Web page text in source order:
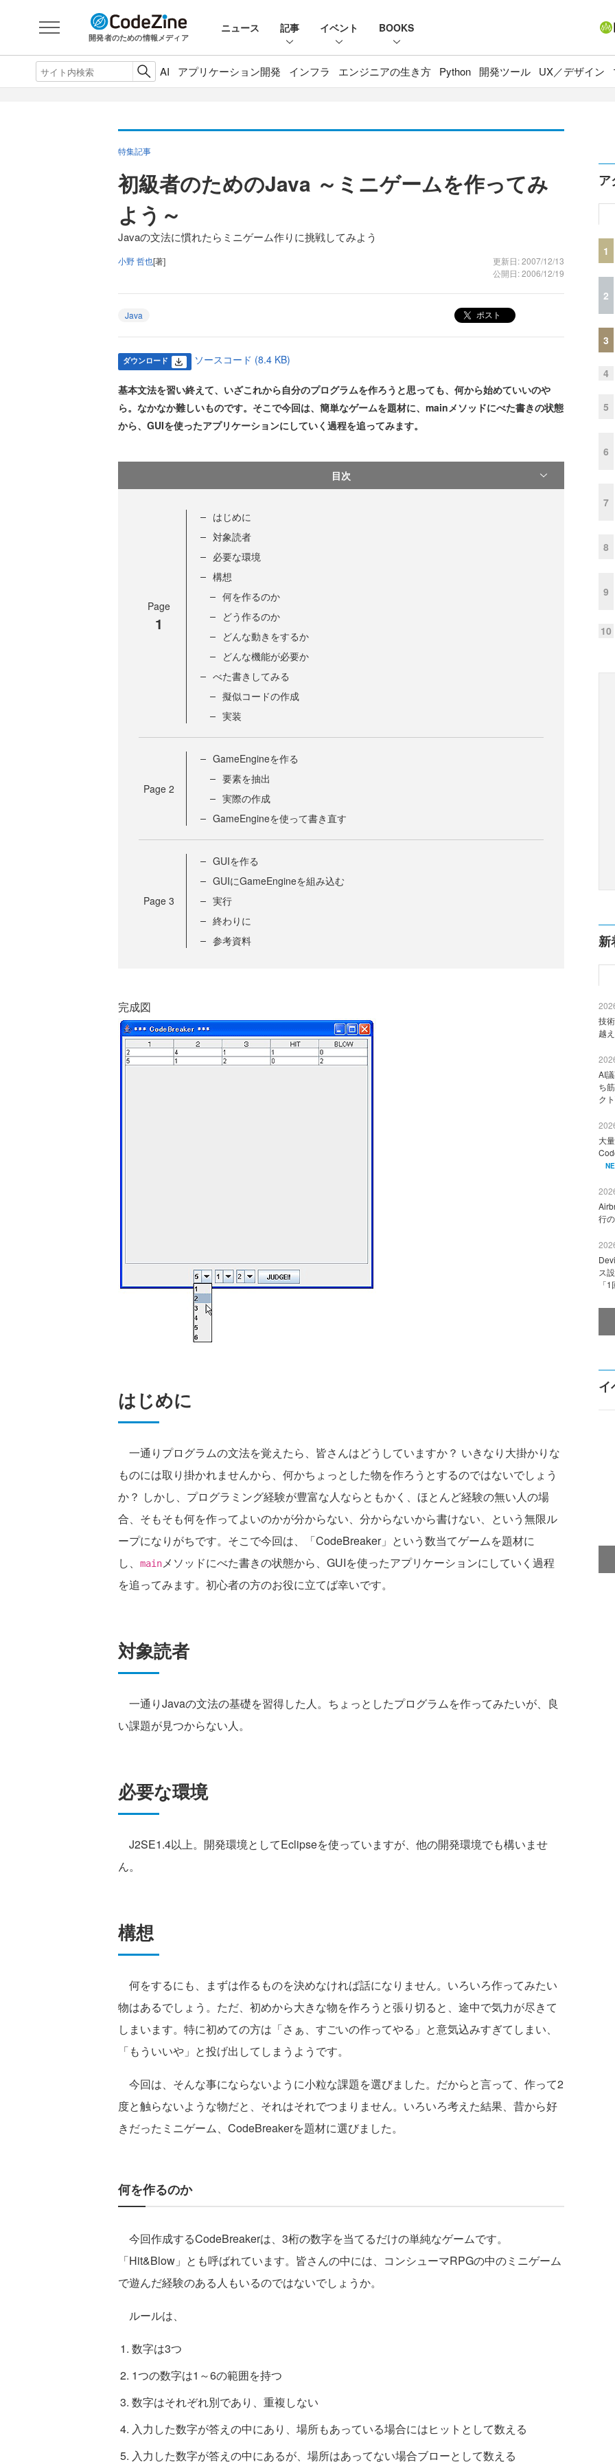
開発者のための情報メディア
ニュース 記事 イベント BOOKS
AI アプリケーション開発 インフラ エンジニアの生き方 Python 開発ツール UX／デザイン
特集記事
初級者のためのJava ～ミニゲームを作ってみ
よう～
Javaの文法に慣れたらミニゲーム作りに挑戦してみよう
小野 哲也[著]
更新日: 2007/12/13
公開日: 2006/12/19
Java ポスト
ダウンロード ソースコード (8.4 KB)
基本文法を習い終えて、いざこれから自分のプログラムを作ろうと思っても、何から始めていいのや
ら。なかなか難しいものです。そこで今回は、簡単なゲームを題材に、mainメソッドにべた書きの状態
から、GUIを使ったアプリケーションにしていく過程を追ってみます。
目次
Page
1
はじめに
対象読者
必要な環境
構想
何を作るのか
どう作るのか
どんな動きをするか
どんな機能が必要か
べた書きしてみる
擬似コードの作成
実装
Page 2
GameEngineを作る
要素を抽出
実際の作成
GameEngineを使って書き直す
Page 3
GUIを作る
GUIにGameEngineを組み込む
実行
終わりに
参考資料
完成図
はじめに
一通りプログラムの文法を覚えたら、皆さんはどうしていますか？ いきなり大掛かりな
ものには取り掛かれませんから、何かちょっとした物を作ろうとするのではないでしょう
か？ しかし、プログラミング経験が豊富な人ならともかく、ほとんど経験の無い人の場
合、そもそも何を作ってよいのかが分からない、分からないから書けない、という無限ル
ープになりがちです。そこで今回は、「CodeBreaker」という数当てゲームを題材に
し、
mainメソッドにべた書きの状態から、GUIを使ったアプリケーションにしていく過程
を追ってみます。初心者の方のお役に立てば幸いです。
対象読者
一通りJavaの文法の基礎を習得した人。ちょっとしたプログラムを作ってみたいが、良
い課題が見つからない人。
必要な環境
J2SE1.4以上。開発環境としてEclipseを使っていますが、他の開発環境でも構いませ
ん。
構想
何をするにも、まずは作るものを決めなければ話になりません。いろいろ作ってみたい
物はあるでしょう。ただ、初めから大きな物を作ろうと張り切ると、途中で気力が尽きて
しまいます。特に初めての方は「さぁ、すごいの作ってやる」と意気込みすぎてしまい、
「もういいや」と投げ出してしまうようです。
今回は、そんな事にならないように小粒な課題を選びました。だからと言って、作って2
度と触らないような物だと、それはそれでつまりません。いろいろ考えた結果、昔から好
きだったミニゲーム、CodeBreakerを題材に選びました。
何を作るのか
今回作成するCodeBreakerは、3桁の数字を当てるだけの単純なゲームです。
「Hit&Blow」とも呼ばれています。皆さんの中には、コンシューマRPGの中のミニゲーム
で遊んだ経験のある人もいるのではないでしょうか。
ルールは、
数字は3つ
1つの数字は1～6の範囲を持つ
数字はそれぞれ別であり、重複しない
入力した数字が答えの中にあり、場所もあっている場合にはヒットとして数える
入力した数字が答えの中にあるが、場所はあってない場合ブローとして数える
ア
1
2
3
4
5
6
7
8
9
10
新
技
越
AI
ち
ク
大
行
ス
「
イ